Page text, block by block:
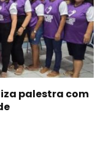
palestra com